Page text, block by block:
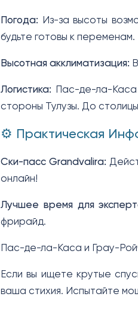
Погода: Из-за высоты
будьте готовы к
Высотная акклиматизация:
Логистика: Пас-де-ла-Каса
стороны Тулузы. До
⚙️ Практическая
Ски-пасс Grandvalira:
онлайн!
Лучшее время для
фрирайд.
Пас-де-ла-Каса и Грау-
Если вы ищете крутые
ваша стихия. Испытайте